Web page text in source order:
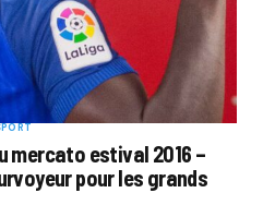
mercato estival 2016 –
pour les grands